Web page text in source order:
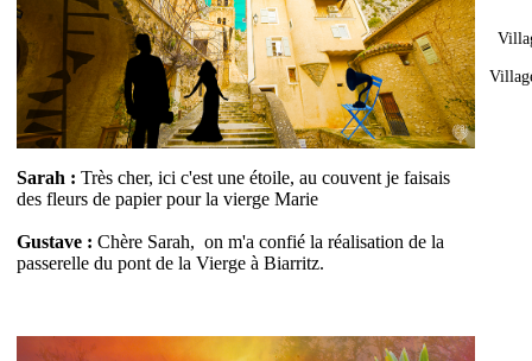
Sarah : Très cher, ici c'est une étoile, au couvent je faisais
des fleurs de papier pour la vierge Marie
Gustave : Chère Sarah, on m'a confié la réalisation de la
passerelle du pont de la Vierge à Biarritz.